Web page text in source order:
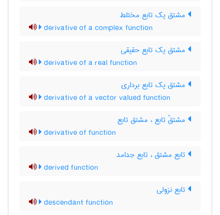
مشتق یک تابع مختلط
derivative of a complex function
مشتق یک تابع حقیقی
derivative of a real function
مشتق یک تابع برداری
derivative of a vector valued function
مشتقّ تابع ، مشتق تابع
derivative of function
تابع مشتق ، تابع جدامد
derived function
تابع نزولی
descendant function